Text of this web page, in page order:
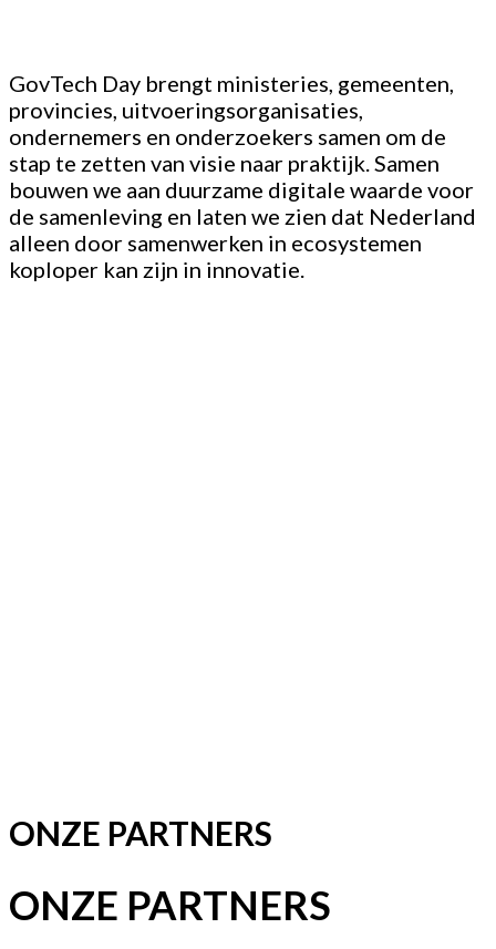
GovTech Day brengt ministeries, gemeenten,
provincies, uitvoeringsorganisaties,
ondernemers en onderzoekers samen om de
stap te zetten van visie naar praktijk. Samen
bouwen we aan duurzame digitale waarde voor
de samenleving en laten we zien dat Nederland
alleen door samenwerken in ecosystemen
koploper kan zijn in innovatie.
ONZE PARTNERS
ONZE PARTNERS